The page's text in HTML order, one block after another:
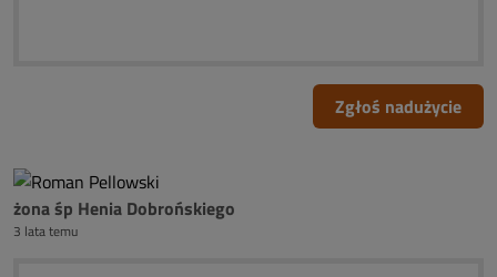
Zgłoś nadużycie
żona śp Henia Dobrońskiego
3 lata temu